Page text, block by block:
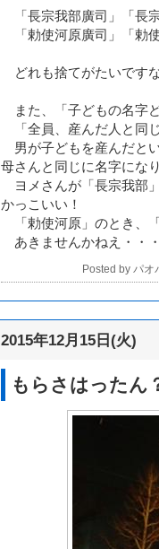
「長宗我部廣司」「長宗
「勅使河原廣司」「勅使
どれも捨てがたいです
また、「子どもの名字
「全員、産んだ人と同
男が子どもを産んだと
母さんと同じに名字にな
ヨメさんが「長宗我部
かっこいい！
「勅使河原」のとき、
あきませんかねえ・・・
Posted by パオ
2015年12月15日(火)
もらさはったん